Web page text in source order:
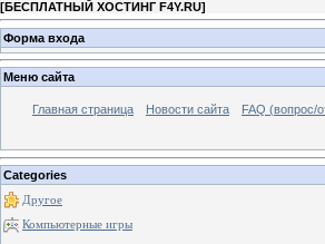
[БЕСПЛАТНЫЙ ХОСТИНГ F4Y.RU]
Форма входа
Меню сайта
Главная страница Новости сайта FAQ (вопрос/
Categories
Другое
Компьютерные игры